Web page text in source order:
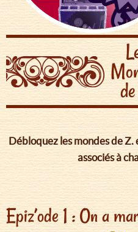
Débloquez les mondes de
associés à
Epiz’ode 1 : On a